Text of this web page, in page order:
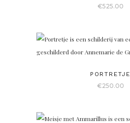
€525.00
PORTRETJE
€250.00